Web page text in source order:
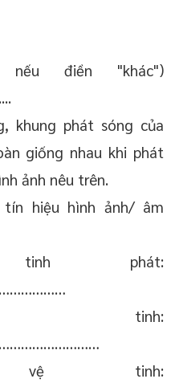
điền "khác")
khung phát sóng của
giống nhau khi phát
ảnh nêu trên.
tín hiệu hình ảnh/ âm
phát:
tinh:
tinh: